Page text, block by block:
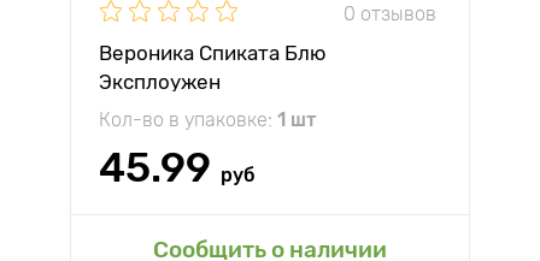
0 отзывов
Вероника Спиката Блю
Эксплоужен
Кол-во в упаковке: 1 шт
45.99 руб
Сообщить о наличии